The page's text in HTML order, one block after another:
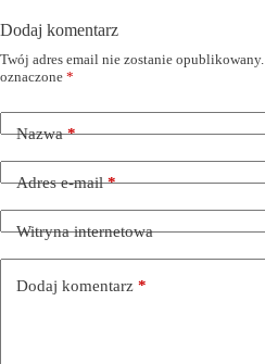
Dodaj komentarz
Twój adres email nie zostanie opublikowany.
oznaczone *
Nazwa*
Adres e-mail*
Witryna internetowa
Dodaj komentarz *